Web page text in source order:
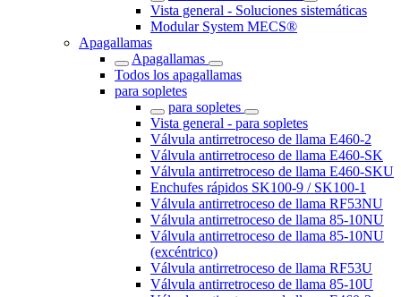
Vista general - Soluciones sistemáticas
Modular System MECS®
Apagallamas
Apagallamas
Todos los apagallamas
para sopletes
para sopletes
Vista general - para sopletes
Válvula antirretroceso de llama E460-2
Válvula antirretroceso de llama E460-SK
Válvula antirretroceso de llama E460-SKU
Enchufes rápidos SK100-9 / SK100-1
Válvula antirretroceso de llama RF53NU
Válvula antirretroceso de llama 85-10NU
Válvula antirretroceso de llama 85-10NU
(excéntrico)
Válvula antirretroceso de llama RF53U
Válvula antirretroceso de llama 85-10U